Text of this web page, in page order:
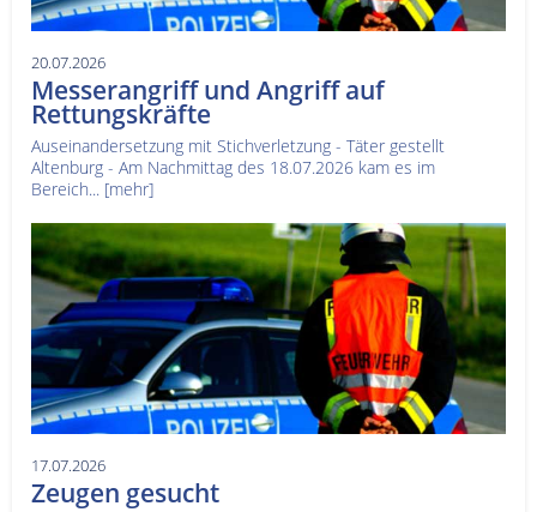
20.07.2026
Messerangriff und Angriff auf
Rettungskräfte
Auseinandersetzung mit Stichverletzung - Täter gestellt
Altenburg - Am Nachmittag des 18.07.2026 kam es im
Bereich... [mehr]
17.07.2026
Zeugen gesucht